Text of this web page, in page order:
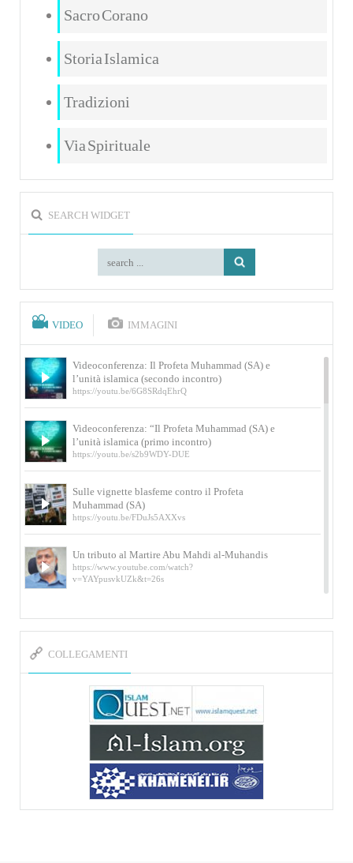
Sacro Corano
Storia Islamica
Tradizioni
Via Spirituale
SEARCH WIDGET
VIDEO IMMAGINI
Videoconferenza: Il Profeta Muhammad (SA) e
l’unità islamica (secondo incontro)
https://youtu.be/6G8SRdqEhrQ
Videoconferenza: “Il Profeta Muhammad (SA) e
l’unità islamica (primo incontro)
https://youtu.be/s2b9WDY-DUE
Sulle vignette blasfeme contro il Profeta
Muhammad (SA)
https://youtu.be/FDuJs5AXXvs
Un tributo al Martire Abu Mahdi al-Muhandis
https://www.youtube.com/watch?
v=YAYpusvkUZk&t=26s
L’Abluzione rituale (wudu) secondo l’Imam Alì
e l’Imam Khomeini
della figlia di un martire
https://www.youtube.com/watch?
v=-5nPSxbf9l0&t=103s
Sheykh Abbas Di Palma sui martiri Qassem
Soleimani e Abu Mahdi Al-Muhandis
https://youtu.be/Y6SIP2PIht4 Video del discorso tenuto
dallo Sheykh Abbas Di Palma in ...
COLLEGAMENTI